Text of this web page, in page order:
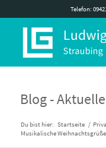
Telefon:
Blog -
Du bist hier: Startseite /
Musikalische Weihnachtsgrüße